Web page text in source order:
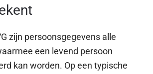
zijn persoonsgegevens alle
een levend persoon
kan worden. Op een typische